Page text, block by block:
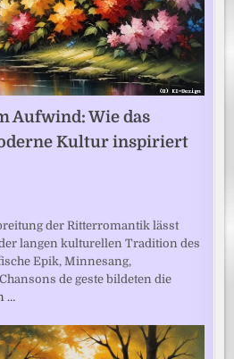
Aufwind: Wie das
Kultur inspiriert
der Ritterromantik lässt
langen kulturellen Tradition des
Epik, Minnesang,
de geste bildeten die
…